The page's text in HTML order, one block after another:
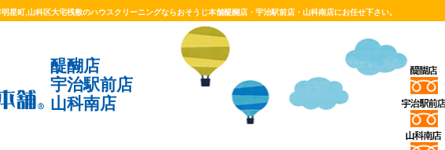
星町,山科区大宅桟敷のハウスクリーニングならおそうじ本舗醍醐店・宇治駅前店・山科南店にお任せ下さい。
醍醐店
宇治駅前店
山科南店